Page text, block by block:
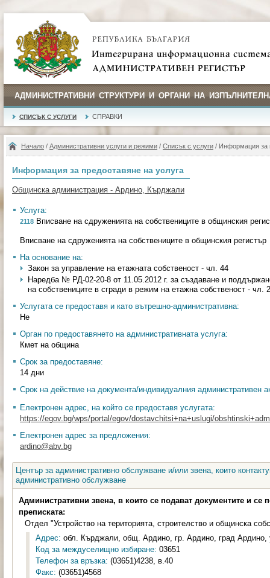
АДМИНИСТРАТИВНИ СТРУКТУРИ И ОРГАНИ НА
СПИСЪК С УСЛУГИ СПРАВКИ
Начало / Административни услуги и режими / Списък с услуги / Информация за
Информация за предоставяне на услуга
Общинска администрация - Ардино, Кърджали
Услуга:
2118 Вписване на сдруженията на собствениците в общинския
Вписване на сдруженията на собствениците в общинския регистър
На основание на:
Закон за управление на етажната собственост - чл. 44
Наредба № РД-02-20-8 от 11.05.2012 г. за създаване и
на собствениците в сгради в режим на етажна собственост - чл. 2
Услугата се предоставя и като вътрешно-административна:
Не
Орган по предоставянето на административната услуга:
Кмет на община
Срок за предоставяне:
14 дни
Срок на действие на документа/индивидуалния административен
Електронен адрес, на който се предоставя услугата:
https://egov.bg/wps/portal/egov/dostavchitsi+na+uslugi/
Електронен адрес за предложения:
ardino@abv.bg
Център за административно обслужване и/или звена, които
административно обслужване
Административни звена, в които се подават документите и се
преписката:
Отдел "Устройство на територията, строителство и общинска
Адрес: обл. Кърджали, общ. Ардино, гр. Ардино, град
Код за междуселищно избиране: 03651
Телефон за връзка: (03651)4238, в.40
Факс: (03651)4568